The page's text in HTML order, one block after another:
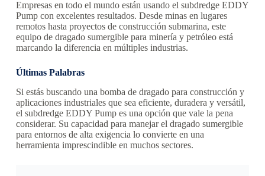
Empresas en todo el mundo están usando el subdredge EDDY
Pump con excelentes resultados. Desde minas en lugares
remotos hasta proyectos de construcción submarina, este
equipo de dragado sumergible para minería y petróleo está
marcando la diferencia en múltiples industrias.
Últimas Palabras
Si estás buscando una bomba de dragado para construcción y
aplicaciones industriales que sea eficiente, duradera y versátil,
el subdredge EDDY Pump es una opción que vale la pena
considerar. Su capacidad para manejar el dragado sumergible
para entornos de alta exigencia lo convierte en una
herramienta imprescindible en muchos sectores.